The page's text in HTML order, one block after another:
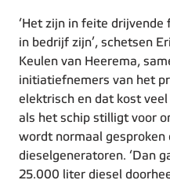
‘Het zijn in feite drijvende
in bedrijf zijn’, schetsen
Keulen van Heerema,
initiatiefnemers van het
elektrisch en dat kost
als het schip stilligt voor
wordt normaal gesproken
dieselgeneratoren. ‘Dan
25.000 liter diesel